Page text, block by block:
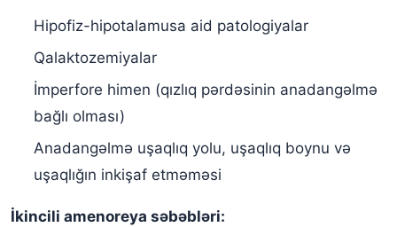
Hipofiz-hipotalamusa aid patologiyalar
Qalaktozemiyalar
İmperfore himen (qızlıq pərdəsinin anadangəlmə
bağlı olması)
Anadangəlmə uşaqlıq yolu, uşaqlıq boynu və
uşaqlığın inkişaf etməməsi
İkincili amenoreya səbəbləri: